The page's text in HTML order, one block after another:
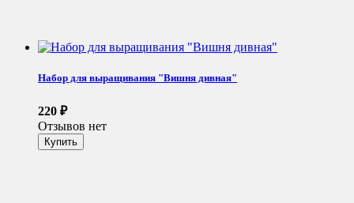
Набор для выращивания "Вишня дивная"
220 ₽
Отзывов нет